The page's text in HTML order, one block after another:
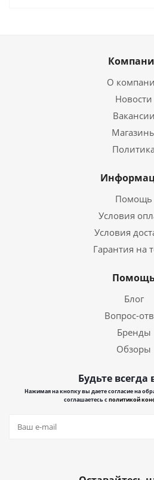
О
Новости
Вакансии
Политика
Помощь
Условия
Условия
Гарантия на
Блог
Вопрос-
Бренды
Обзоры
Будьте всегда
Нажимая на кнопку вы даете согласие на
соглашаетесь сполитикой